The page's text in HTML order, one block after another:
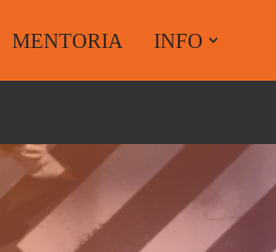
MENTORIA INFO